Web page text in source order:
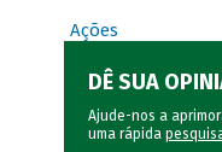
Ações
DÊ SUA
Ajude-nos a
uma rápida